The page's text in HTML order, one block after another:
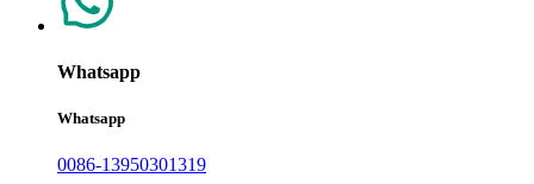
Whatsapp
Whatsapp
0086-13950301319